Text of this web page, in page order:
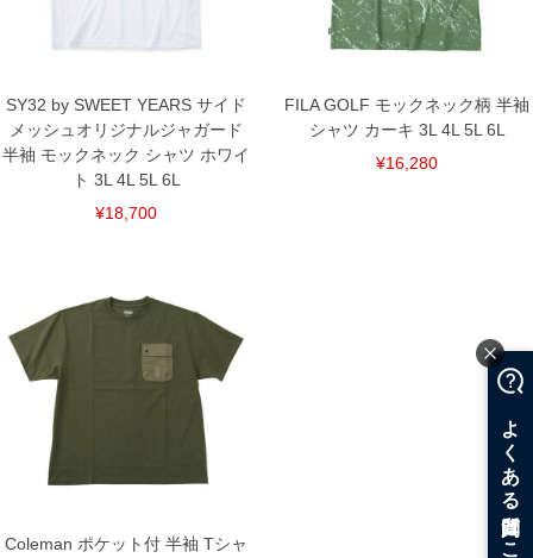
上の品が対象。1本5,999円以下の商品は有料（500円+税）となります。）
出荷まで約1週間～20日間程お時間を頂く場合がございます。
尚、裾上げした商品は返品・交換不可となりますので、予めご了承下さい。
※商品によって若干のサイズの誤差がございます。また、お客様がご使用の環境（コ
ンピュータ画面）によって、商品の色味が若干異なる場合がございます。予めご了承
ください。
※当店での掲載商品は、実店鋪と在庫を共用しておりますので店頭での売り違い、店
舗からのお取り寄せ等により、お客様にご迷惑をお掛けしてしまう場合がございま
す。そのようなことがない様最大限に努めておりますが、もしあった場合速やかにご
SY32 by SWEET YEARS サイド
メッシュオリジナルジャガード
半袖 モックネック シャツ ホワイ
ト 3L 4L 5L 6L
¥18,700
FILA GOLF モックネック柄 半袖
シャツ カーキ 3L 4L 5L 6L
¥16,280
Coleman ポケット付 半袖 Tシャ